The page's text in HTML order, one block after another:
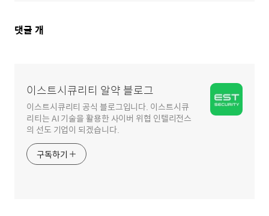
댓
댓글 개
이스트시큐리티 알약 블로그
이스트시큐리티 공식 블로그입니다. 이스트시큐
리티는 AI 기술을 활용한 사이버 위협 인텔리전스
의 선도 기업이 되겠습니다.
구독하기